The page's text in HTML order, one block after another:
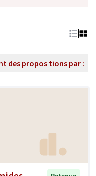
des propositions par :